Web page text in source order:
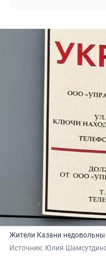
Жители Казани недовольны
Источник: Юлия